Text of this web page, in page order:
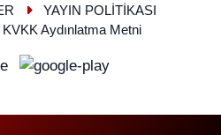
YAYIN POLİTİKASI
KVKK Aydınlatma Metni